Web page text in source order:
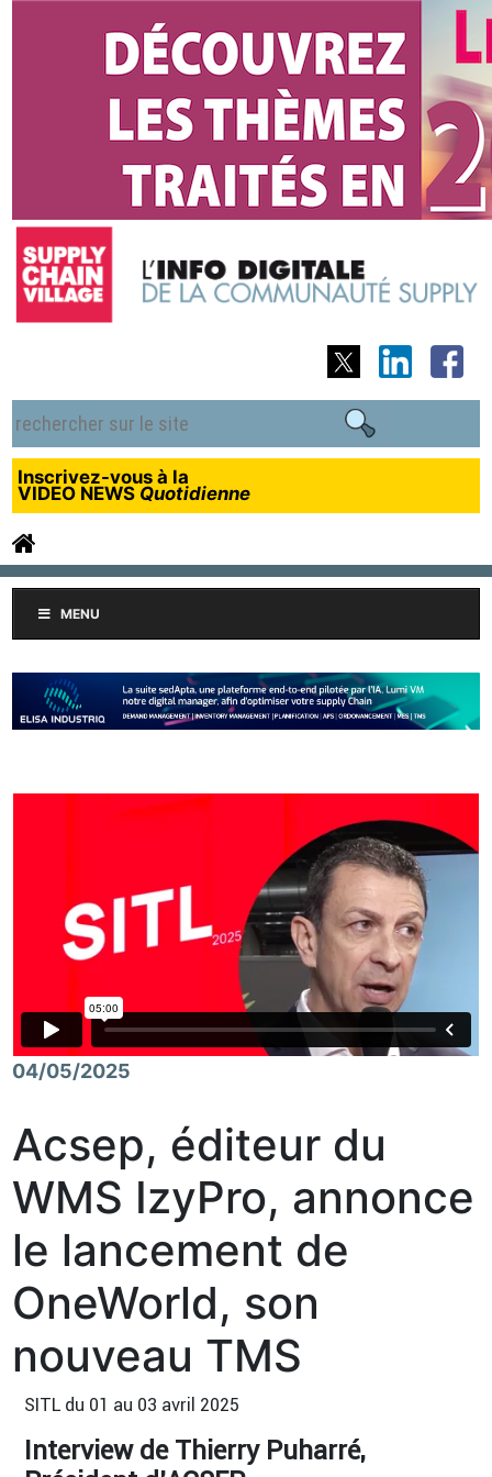
Inscrivez-vous à la
VIDEO NEWS Quotidienne
MENU
04/05/2025
Acsep, éditeur du
WMS IzyPro, annonce
le lancement de
OneWorld, son
nouveau TMS
SITL du 01 au 03 avril 2025
Interview de Thierry Puharré,